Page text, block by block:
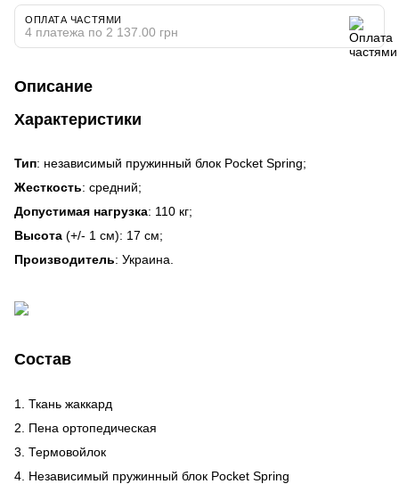
ОПЛАТА ЧАСТЯМИ
4 платежа по 2 137.00 грн
Описание
Характеристики
Тип: независимый пружинный блок Pocket Spring;
Жесткость: средний;
Допустимая нагрузка: 110 кг;
Высота (+/- 1 см): 17 см;
Производитель: Украина.
Состав
1. Ткань жаккард
2. Пена ортопедическая
3. Термовойлок
4. Независимый пружинный блок Pocket Spring